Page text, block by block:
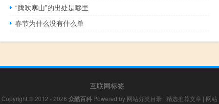
“腾吹寒山”的出处是哪里
春节为什么没有什么单
互联网标签
Copyright © 2012 - 2026 众酷百科 Powered by 网站分类目录 | 精选推荐文章 | 网站